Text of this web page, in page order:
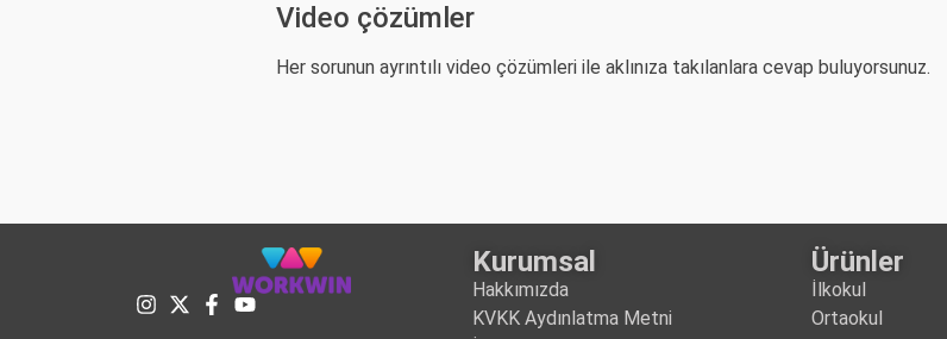
Video çözümler
Her sorunun ayrıntılı video çözümleri ile aklınıza takılanlara cevap buluyorsunuz.
Kurumsal
Hakkımızda
KVKK Aydınlatma Metni
Ürünler
İlkokul
Ortaokul